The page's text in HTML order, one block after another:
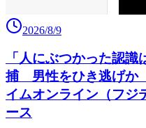
2026/8/9
「人にぶつかった認
捕 男性をひき逃げか
イムオンライン（フジ
ース